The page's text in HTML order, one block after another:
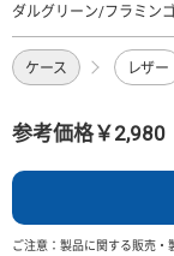
ダルグリーン/フラミン
ケース レザー
参考価格￥2,980
ご注意：製品に関する販売